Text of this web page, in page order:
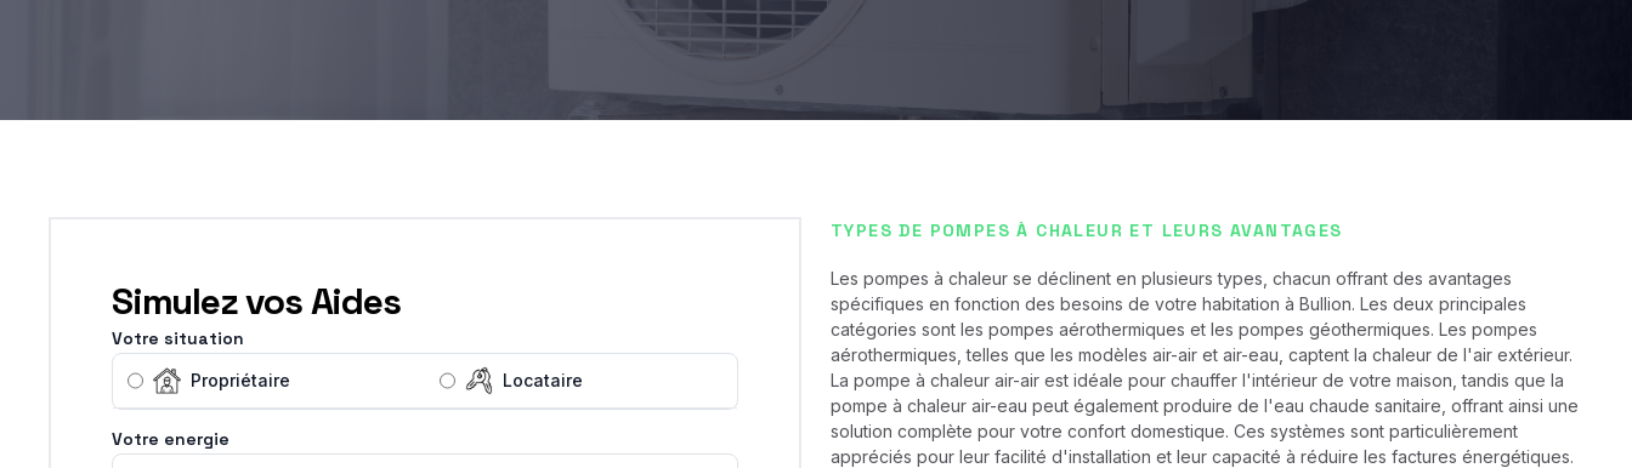
TYPES DE POMPES À CHALEUR ET LEURS AVANTAGES
Les pompes à chaleur se déclinent en plusieurs types, chacun offrant des avantages
spécifiques en fonction des besoins de votre habitation à Bullion. Les deux principales
catégories sont les pompes aérothermiques et les pompes géothermiques. Les pompes
aérothermiques, telles que les modèles air-air et air-eau, captent la chaleur de l'air extérieur.
La pompe à chaleur air-air est idéale pour chauffer l'intérieur de votre maison, tandis que la
pompe à chaleur air-eau peut également produire de l'eau chaude sanitaire, offrant ainsi une
solution complète pour votre confort domestique. Ces systèmes sont particulièrement
appréciés pour leur facilité d'installation et leur capacité à réduire les factures énergétiques.
Simulez vos Aides
Votre situation
Propriétaire Locataire
Votre energie